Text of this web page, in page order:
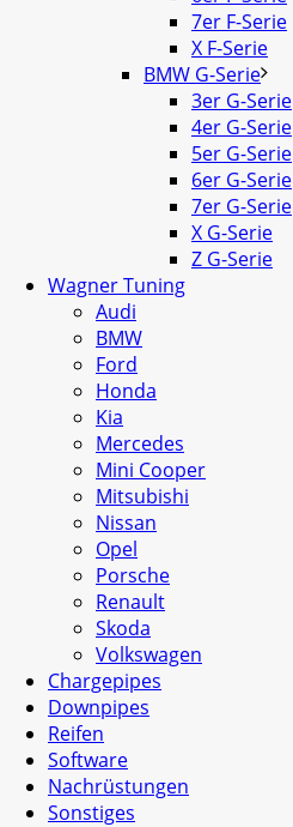
7er F-Serie
X F-Serie
BMW G-Serie
3er G-Serie
4er G-Serie
5er G-Serie
6er G-Serie
7er G-Serie
X G-Serie
Z G-Serie
Wagner Tuning
Audi
BMW
Ford
Honda
Kia
Mercedes
Mini Cooper
Mitsubishi
Nissan
Opel
Porsche
Renault
Skoda
Volkswagen
Chargepipes
Downpipes
Reifen
Software
Nachrüstungen
Sonstiges